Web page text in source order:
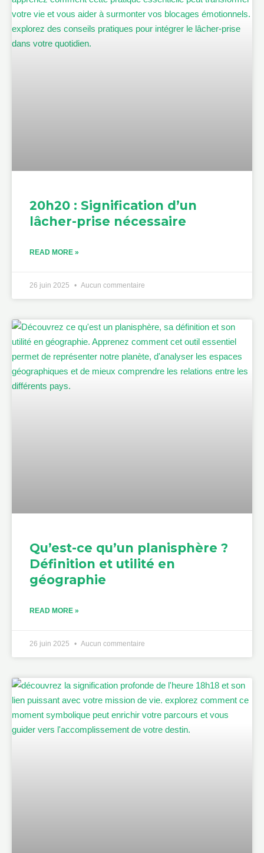
20h20 : Signification d’un
lâcher-prise nécessaire
READ MORE »
26 juin 2025 Aucun commentaire
Qu’est-ce qu’un planisphère ?
Définition et utilité en
géographie
READ MORE »
26 juin 2025 Aucun commentaire